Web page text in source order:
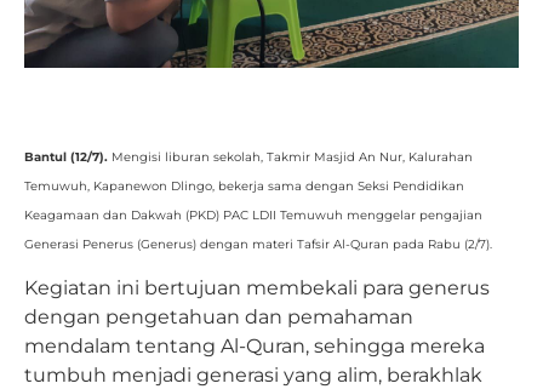
Bantul (12/7). Mengisi liburan sekolah, Takmir Masjid An Nur, Kalurahan
Temuwuh, Kapanewon Dlingo, bekerja sama dengan Seksi Pendidikan
Keagamaan dan Dakwah (PKD) PAC LDII Temuwuh menggelar pengajian
Generasi Penerus (Generus) dengan materi Tafsir Al-Quran pada Rabu (2/7).
Kegiatan ini bertujuan membekali para generus
dengan pengetahuan dan pemahaman
mendalam tentang Al-Quran, sehingga mereka
tumbuh menjadi generasi yang alim, berakhlak